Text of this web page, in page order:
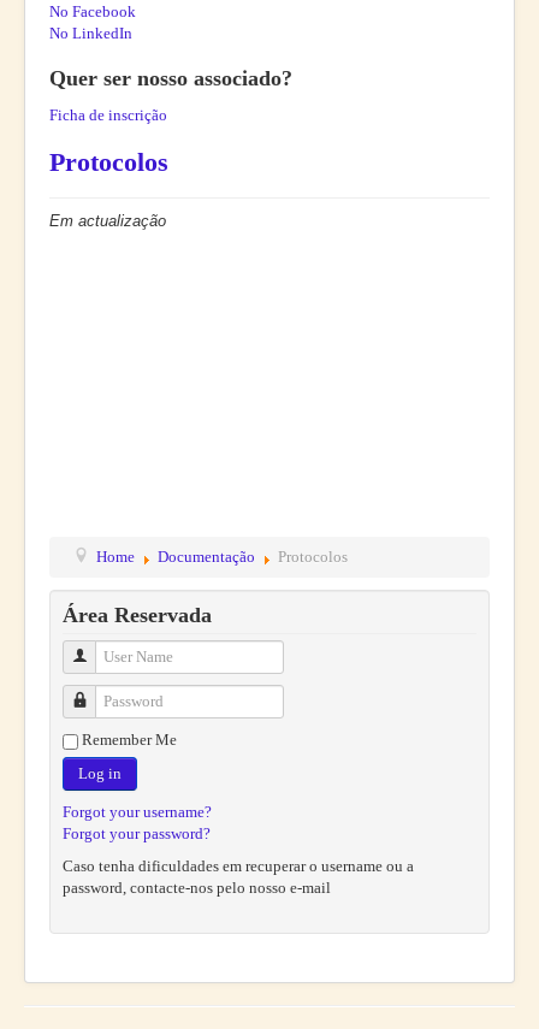
No Facebook
No LinkedIn
Quer ser nosso associado?
Ficha de inscrição
Protocolos
Em actualização
Home Documentação Protocolos
Área Reservada
User Name
Password
Remember Me
Log in
Forgot your username?
Forgot your password?
Caso tenha dificuldades em recuperar o username ou a
password, contacte-nos pelo nosso e-mail